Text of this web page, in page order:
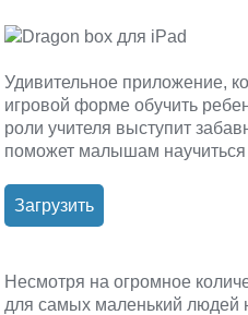
Удивительное приложение,
игровой форме обучить
роли учителя выступит
поможет малышам научиться
Загрузить
Несмотря на огромное
для самых маленький людей